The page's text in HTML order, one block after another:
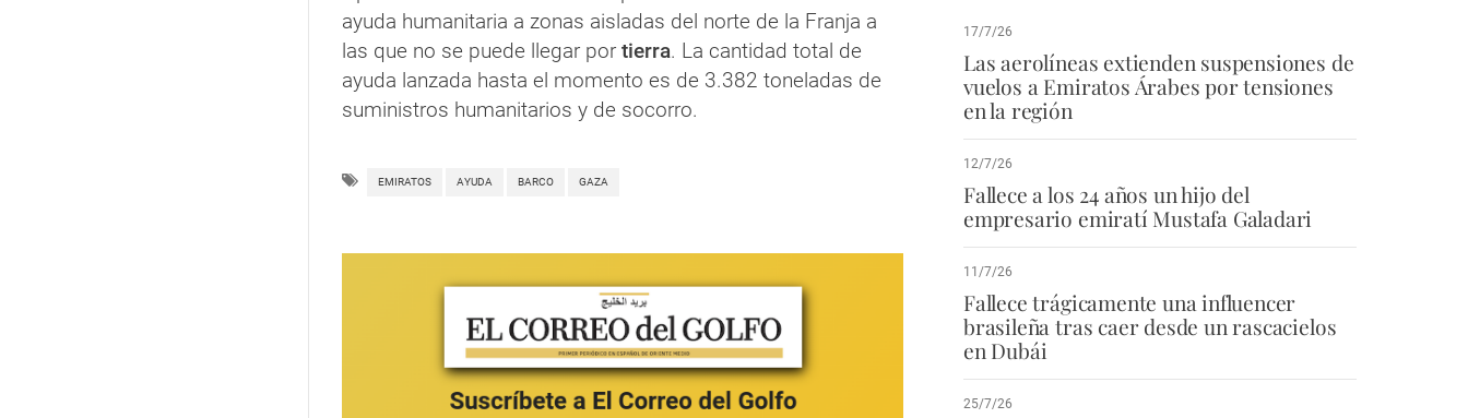
ayuda humanitaria a zonas aisladas del norte de la Franja a
las que no se puede llegar por tierra. La cantidad total de
ayuda lanzada hasta el momento es de 3.382 toneladas de
suministros humanitarios y de socorro.
EMIRATOS AYUDA BARCO GAZA
17/7/26
Las aerolíneas extienden suspensiones de
vuelos a Emiratos Árabes por tensiones
en la región
12/7/26
Fallece a los 24 años un hijo del
empresario emiratí Mustafa Galadari
11/7/26
Fallece trágicamente una influencer
brasileña tras caer desde un rascacielos
en Dubái
25/7/26